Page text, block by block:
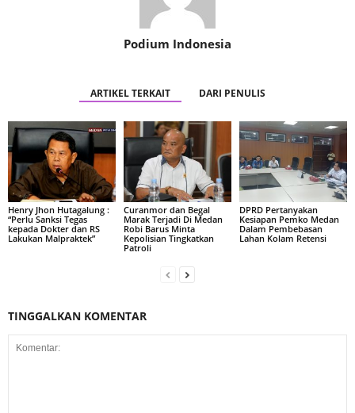
Podium Indonesia
ARTIKEL TERKAIT DARI PENULIS
Henry Jhon Hutagalung :
“Perlu Sanksi Tegas
kepada Dokter dan RS
Lakukan Malpraktek”
Curanmor dan Begal
Marak Terjadi Di Medan
Robi Barus Minta
Kepolisian Tingkatkan
Patroli
DPRD Pertanyakan
Kesiapan Pemko Medan
Dalam Pembebasan
Lahan Kolam Retensi
TINGGALKAN KOMENTAR